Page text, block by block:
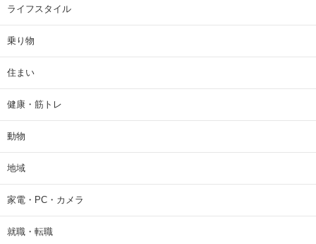
ライフスタイル
乗り物
住まい
健康・筋トレ
動物
地域
家電・PC・カメラ
就職・転職